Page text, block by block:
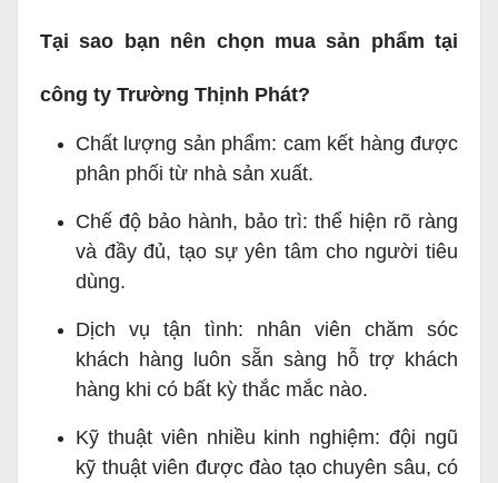
Tại sao bạn nên chọn mua sản phẩm tại
công ty Trường Thịnh Phát?
Chất lượng sản phẩm: cam kết hàng được
phân phối từ nhà sản xuất.
Chế độ bảo hành, bảo trì: thể hiện rõ ràng
và đầy đủ, tạo sự yên tâm cho người tiêu
dùng.
Dịch vụ tận tình: nhân viên chăm sóc
khách hàng luôn sẵn sàng hỗ trợ khách
hàng khi có bất kỳ thắc mắc nào.
Kỹ thuật viên nhiều kinh nghiệm: đội ngũ
kỹ thuật viên được đào tạo chuyên sâu, có